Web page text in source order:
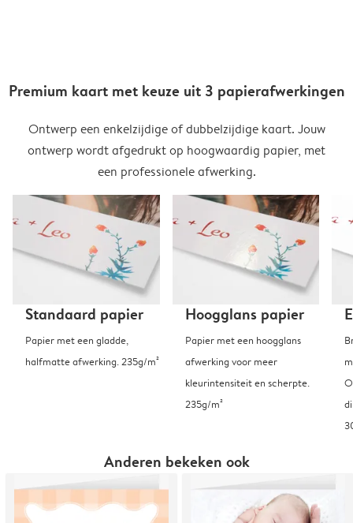
Premium kaart met keuze uit 3 papierafwerkingen
Ontwerp een enkelzijdige of dubbelzijdige kaart. Jouw
ontwerp wordt afgedrukt op hoogwaardig papier, met
een professionele afwerking.
Standaard papier
Papier met een gladde,
halfmatte afwerking. 235g/m²
Hoogglans papier
Papier met een hoogglans
afwerking voor meer
kleurintensiteit en scherpte.
235g/m²
Anderen bekeken ook